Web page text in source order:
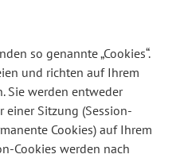
so genannte „Cookies“.
und richten auf Ihrem
Sie werden entweder
einer Sitzung (Session-
Cookies) auf Ihrem
Cookies werden nach